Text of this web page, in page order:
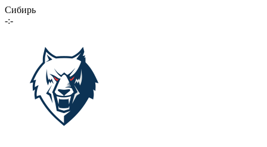
Сибирь
-:-